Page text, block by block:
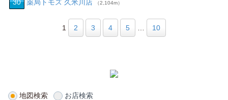
30 薬局トモズ 久米川店 （2,104m）
1 2 3 4 5 10
地図検索 お店検索